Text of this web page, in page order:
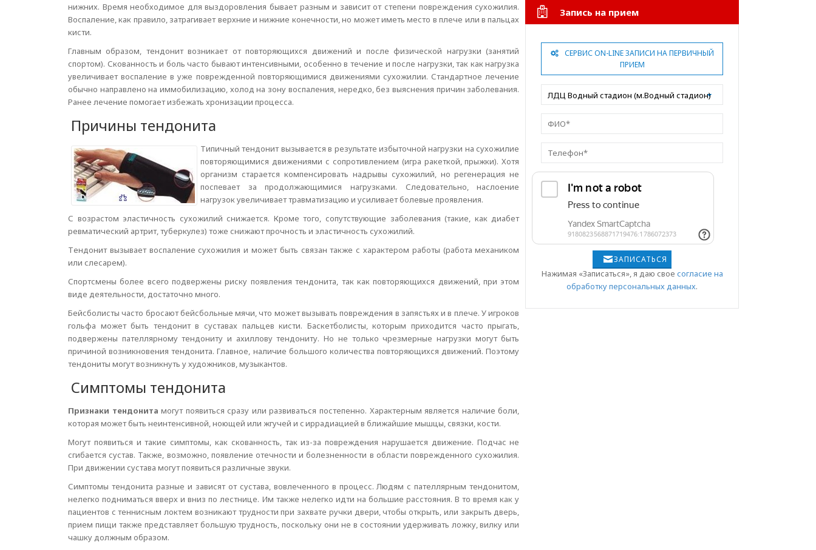
нижних. Время необходимое для выздоровления бывает разным и зависит от степени повреждения сухожилия.
Воспаление, как правило, затрагивает верхние и нижние конечности, но может иметь место в плече или в пальцах
кисти.
Главным образом, тендонит возникает от повторяющихся движений и после физической нагрузки (занятий
спортом). Скованность и боль часто бывают интенсивными, особенно в течение и после нагрузки, так как нагрузка
увеличивает воспаление в уже поврежденной повторяющимися движениями сухожилии. Стандартное лечение
обычно направлено на иммобилизацию, холод на зону воспаления, нередко, без выяснения причин заболевания.
Ранее лечение помогает избежать хронизации процесса.
Причины тендонита
Типичный тендонит вызывается в результате избыточной нагрузки на сухожилие
повторяющимися движениями с сопротивлением (игра ракеткой, прыжки). Хотя
организм старается компенсировать надрывы сухожилий, но регенерация не
поспевает за продолжающимися нагрузками. Следовательно, наслоение
нагрузок увеличивает травматизацию и усиливает болевые проявления.
С возрастом эластичность сухожилий снижается. Кроме того, сопутствующие заболевания (такие, как диабет
ревматический артрит, туберкулез) тоже снижают прочность и эластичность сухожилий.
Tендонит вызывает воспаление сухожилия и может быть связан также с характером работы (работа механиком
или слесарем).
Спортсмены более всего подвержены риску появления тендонита, так как повторяющихся движений, при этом
виде деятельности, достаточно много.
Бейсболисты часто бросают бейсбольные мячи, что может вызывать повреждения в запястьях и в плече. У игроков
гольфа может быть тендонит в суставах пальцев кисти. Баскетболисты, которым приходится часто прыгать,
подвержены пателлярному тендониту и ахиллову тендониту. Но не только чрезмерные нагрузки могут быть
причиной возникновения тендонита. Главное, наличие большого количества повторяющихся движений. Поэтому
тендониты могут возникнуть у художников, музыкантов.
Симптомы тендонита
Признаки тендонита могут появиться сразу или развиваться постепенно. Характерным является наличие боли,
которая может быть неинтенсивной, ноющей или жгучей и c иррадиацией в ближайшие мышцы, связки, кости.
Могут появиться и такие симптомы, как скованность, так из-за повреждения нарушается движение. Подчас не
сгибается сустав. Также, возможно, появление отечности и болезненности в области поврежденного сухожилия.
При движении сустава могут появиться различные звуки.
Симптомы тендонита разные и зависят от сустава, вовлеченного в процесс. Людям с пателлярным тендонитом,
нелегко подниматься вверх и вниз по лестнице. Им также нелегко идти на большие расстояния. В то время как у
пациентов с теннисным локтем возникают трудности при захвате ручки двери, чтобы открыть, или закрыть дверь,
прием пищи также представляет большую трудность, поскольку они не в состоянии удерживать ложку, вилку или
чашку должным образом.
Запись на прием
СЕРВИС ON-LINE ЗАПИСИ НА ПЕРВИЧНЫЙ
ПРИЕМ
ЗАПИСАТЬСЯ
Нажимая «Записаться», я даю свое согласие на
обработку персональных данных.